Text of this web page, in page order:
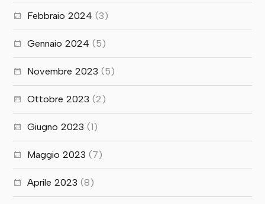
Febbraio 2024 (3)
Gennaio 2024 (5)
Novembre 2023 (5)
Ottobre 2023 (2)
Giugno 2023 (1)
Maggio 2023 (7)
Aprile 2023 (8)